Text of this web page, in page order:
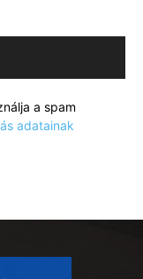
a spam
adatainak